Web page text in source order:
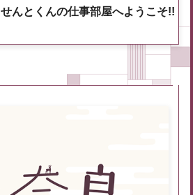
せんとくんの仕事部屋へようこそ!!